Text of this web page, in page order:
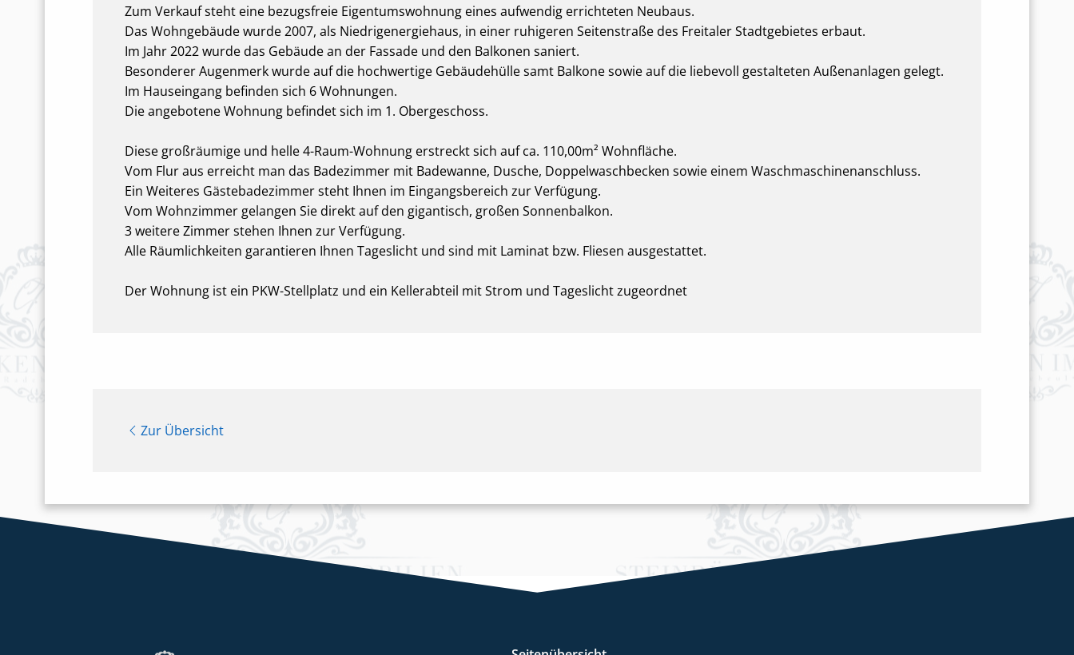
Zum Verkauf steht eine bezugsfreie Eigentumswohnung eines aufwendig errichteten Neubaus.
Das Wohngebäude wurde 2007, als Niedrigenergiehaus, in einer ruhigeren Seitenstraße des Freitaler Stadtgebietes erbaut.
Im Jahr 2022 wurde das Gebäude an der Fassade und den Balkonen saniert.
Besonderer Augenmerk wurde auf die hochwertige Gebäudehülle samt Balkone sowie auf die liebevoll gestalteten Außenanlagen gelegt.
Im Hauseingang befinden sich 6 Wohnungen.
Die angebotene Wohnung befindet sich im 1. Obergeschoss.
Diese großräumige und helle 4-Raum-Wohnung erstreckt sich auf ca. 110,00m² Wohnfläche.
Vom Flur aus erreicht man das Badezimmer mit Badewanne, Dusche, Doppelwaschbecken sowie einem Waschmaschinenanschluss.
Ein Weiteres Gästebadezimmer steht Ihnen im Eingangsbereich zur Verfügung.
Vom Wohnzimmer gelangen Sie direkt auf den gigantisch, großen Sonnenbalkon.
3 weitere Zimmer stehen Ihnen zur Verfügung.
Alle Räumlichkeiten garantieren Ihnen Tageslicht und sind mit Laminat bzw. Fliesen ausgestattet.
Der Wohnung ist ein PKW-Stellplatz und ein Kellerabteil mit Strom und Tageslicht zugeordnet
Zur Übersicht